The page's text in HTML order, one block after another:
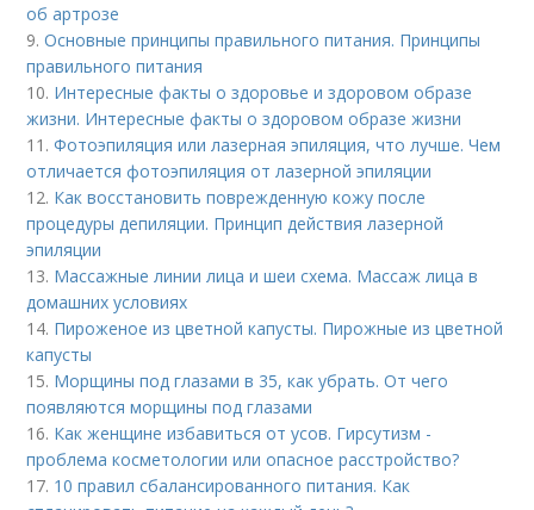
об артрозе
9.Основные принципы правильного питания. Принципы
правильного питания
10. Интересные факты о здоровье и здоровом образе
жизни. Интересные факты о здоровом образе жизни
11.Фотоэпиляция или лазерная эпиляция, что лучше. Чем
отличается фотоэпиляция от лазерной эпиляции
12. Как восстановить поврежденную кожу после
процедуры депиляции. Принцип действия лазерной
эпиляции
13. Массажные линии лица и шеи схема. Массаж лица в
домашних условиях
14. Пироженое из цветной капусты. Пирожные из цветной
капусты
15. Морщины под глазами в 35, как убрать. От чего
появляются морщины под глазами
16. Как женщине избавиться от усов. Гирсутизм -
проблема косметологии или опасное расстройство?
17. 10 правил сбалансированного питания. Как